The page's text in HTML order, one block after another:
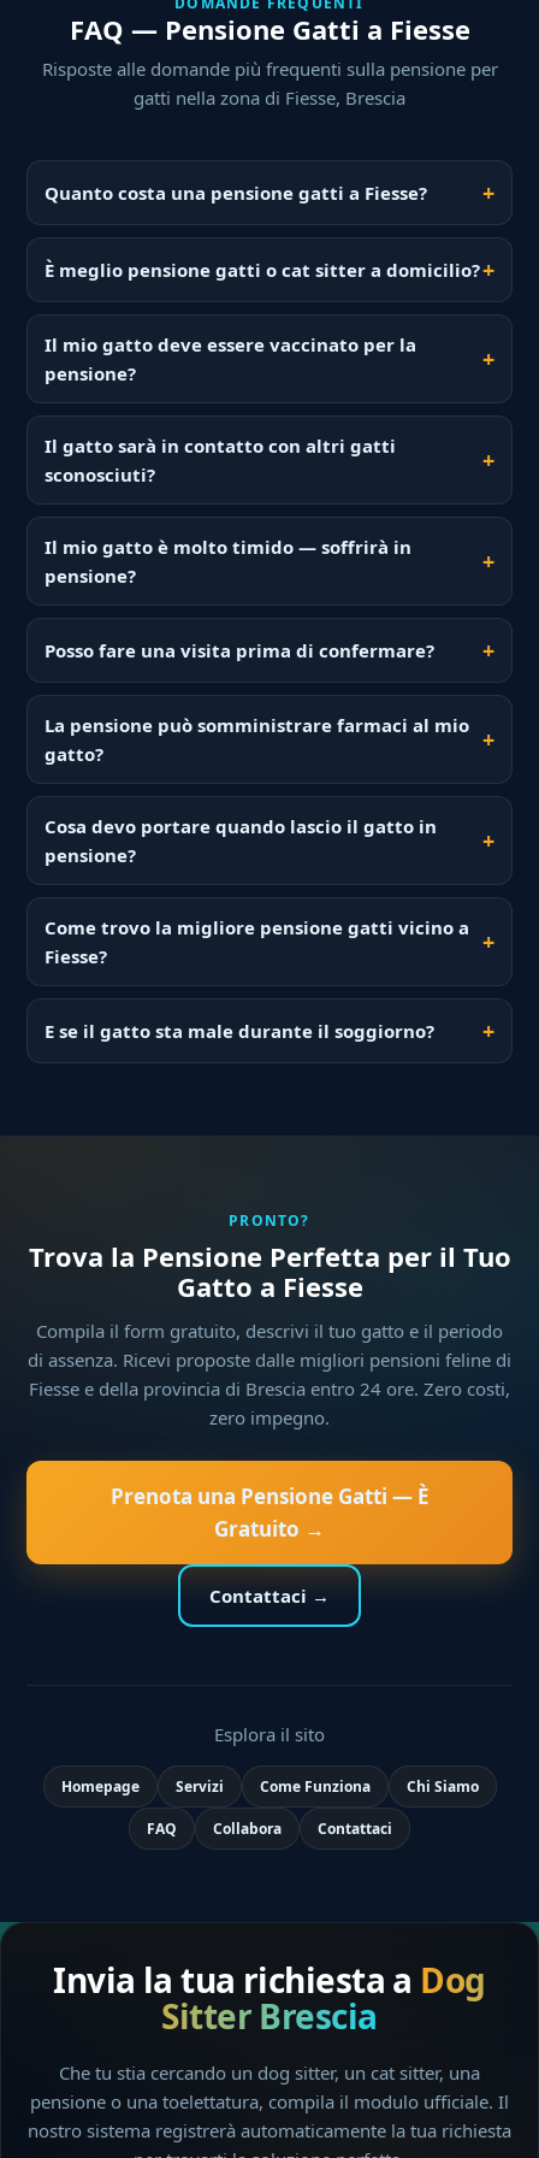
FAQ — Pensione Gatti a Fiesse
Risposte alle domande più frequenti sulla pensione per
gatti nella zona di Fiesse, Brescia
Quanto costa una pensione gatti a Fiesse?
È meglio pensione gatti o cat sitter a domicilio?
Il mio gatto deve essere vaccinato per la
pensione?
Il gatto sarà in contatto con altri gatti
sconosciuti?
Il mio gatto è molto timido — soffrirà in
pensione?
Posso fare una visita prima di confermare?
La pensione può somministrare farmaci al mio
gatto?
Cosa devo portare quando lascio il gatto in
pensione?
Come trovo la migliore pensione gatti vicino a
Fiesse?
E se il gatto sta male durante il soggiorno?
PRONTO?
Trova la Pensione Perfetta per il Tuo
Gatto a Fiesse
Compila il form gratuito, descrivi il tuo gatto e il periodo
di assenza. Ricevi proposte dalle migliori pensioni feline di
Fiesse e della provincia di Brescia entro 24 ore. Zero costi,
zero impegno.
Prenota una Pensione Gatti — È
Gratuito →
Contattaci →
Esplora il sito
Homepage Servizi Come Funziona Chi Siamo
FAQ Collabora Contattaci
Invia la tua richiesta a Dog
Sitter Brescia
Che tu stia cercando un dog sitter, un cat sitter, una
pensione o una toelettatura, compila il modulo ufficiale. Il
nostro sistema registrerà automaticamente la tua richiesta